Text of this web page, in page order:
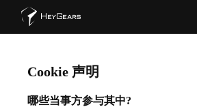
Cookie 声明
哪些当事方参与其中?